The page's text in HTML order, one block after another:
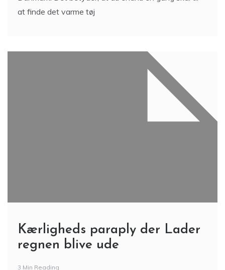
at finde det varme tøj
Kærligheds paraply der Lader
regnen blive ude
3 Min Reading